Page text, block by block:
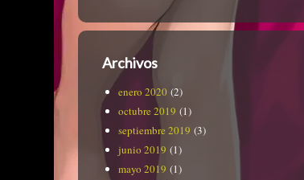
Archivos
enero 2020 (2)
octubre 2019 (1)
septiembre 2019 (3)
junio 2019 (1)
mayo 2019 (1)